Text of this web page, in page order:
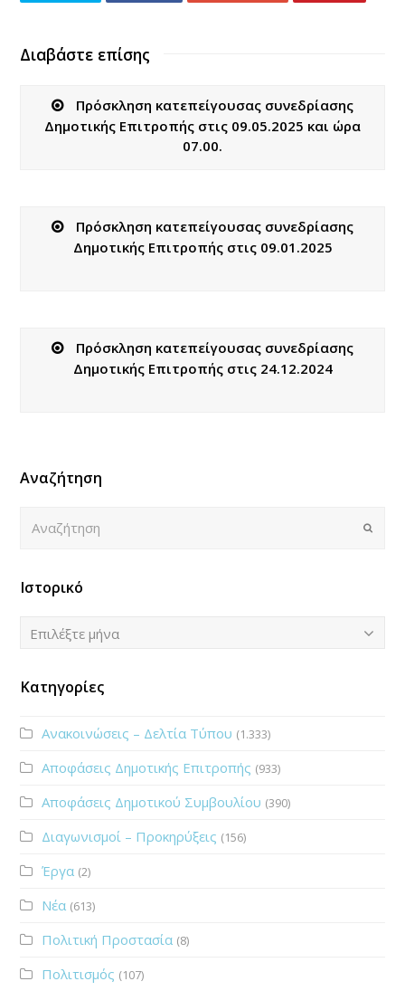
Διαβάστε επίσης
Πρόσκληση κατεπείγουσας συνεδρίασης
Δημοτικής Επιτροπής στις 09.05.2025 και ώρα
07.00.
Πρόσκληση κατεπείγουσας συνεδρίασης
Δημοτικής Επιτροπής στις 09.01.2025
Πρόσκληση κατεπείγουσας συνεδρίασης
Δημοτικής Επιτροπής στις 24.12.2024
Αναζήτηση
Submit
Ιστορικό
Ιστορικό
Επιλέξτε μήνα
Κατηγορίες
Ανακοινώσεις – Δελτία Τύπου (1.333)
Αποφάσεις Δημοτικής Επιτροπής (933)
Αποφάσεις Δημοτικού Συμβουλίου (390)
Διαγωνισμοί – Προκηρύξεις (156)
Έργα (2)
Νέα (613)
Πολιτική Προστασία (8)
Πολιτισμός (107)